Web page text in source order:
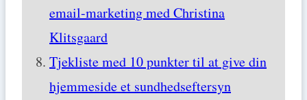
email-marketing med Christina
Klitsgaard
Tjekliste med 10 punkter til at give din
hjemmeside et sundhedseftersyn